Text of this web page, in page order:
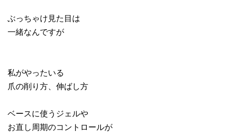
ぶっちゃけ見た目は
一緒なんですが
私がやったいる
爪の削り方、伸ばし方
ベースに使うジェルや
お直し周期のコントロールが